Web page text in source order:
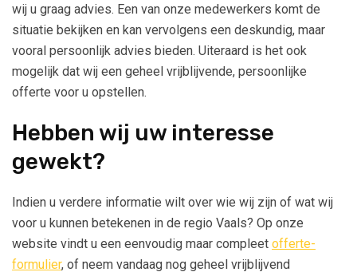
wij u graag advies. Een van onze medewerkers komt de
situatie bekijken en kan vervolgens een deskundig, maar
vooral persoonlijk advies bieden. Uiteraard is het ook
mogelijk dat wij een geheel vrijblijvende, persoonlijke
offerte voor u opstellen.
Hebben wij uw interesse
gewekt?
Indien u verdere informatie wilt over wie wij zijn of wat wij
voor u kunnen betekenen in de regio Vaals? Op onze
website vindt u een eenvoudig maar compleet offerte-
formulier, of neem vandaag nog geheel vrijblijvend